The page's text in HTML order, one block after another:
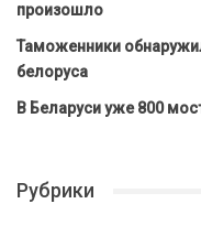
произошло
Таможенники
белоруса
В Беларуси уже 800
Рубрики